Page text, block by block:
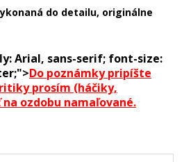
do detailu, originálne
Arial, sans-serif; font-size:
Do poznámky pripíšte
prosím (háčiky,
ozdobu namaľované.